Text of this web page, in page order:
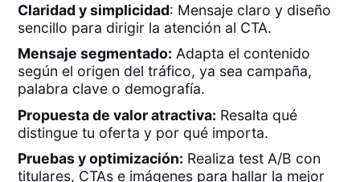
Claridad y simplicidad: Mensaje claro y diseño
sencillo para dirigir la atención al CTA.
Mensaje segmentado: Adapta el contenido
según el origen del tráfico, ya sea campaña,
palabra clave o demografía.
Propuesta de valor atractiva: Resalta qué
distingue tu oferta y por qué importa.
Pruebas y optimización: Realiza test A/B con
titulares, CTAs e imágenes para hallar la mejor